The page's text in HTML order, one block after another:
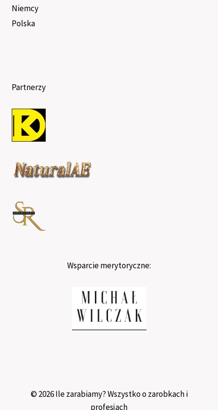
Niemcy
Polska
Partnerzy
Wsparcie merytoryczne:
© 2026 Ile zarabiamy? Wszystko o zarobkach i
profesjach